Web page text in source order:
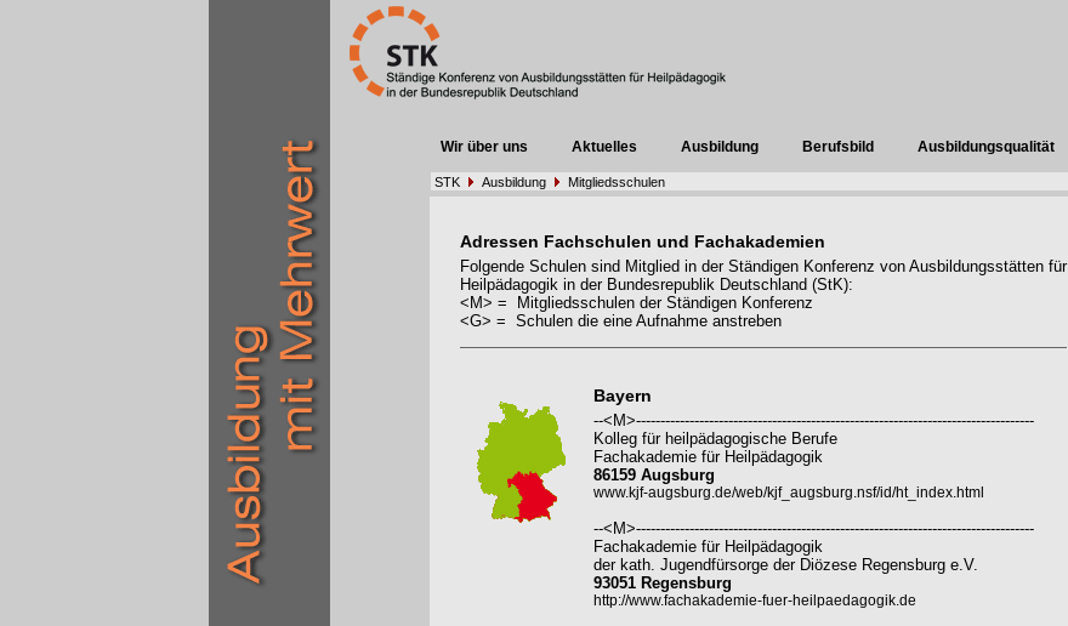
Wir über uns Aktuelles Ausbildung Berufsbild Ausbildungsqualität
STK Ausbildung Mitgliedsschulen
Adressen Fachschulen und Fachakademien
Folgende Schulen sind Mitglied in der Ständigen Konferenz von Ausbildungsstätten für
Heilpädagogik in der Bundesrepublik Deutschland (StK):
<M> = Mitgliedsschulen der Ständigen Konferenz
<G> = Schulen die eine Aufnahme anstreben
Bayern
--<M>----------------------------------------------------------------------------------
Kolleg für heilpädagogische Berufe
Fachakademie für Heilpädagogik
86159 Augsburg
www.kjf-augsburg.de/web/kjf_augsburg.nsf/id/ht_index.html
--<M>----------------------------------------------------------------------------------
Fachakademie für Heilpädagogik
der kath. Jugendfürsorge der Diözese Regensburg e.V.
93051 Regensburg
http://www.fachakademie-fuer-heilpaedagogik.de